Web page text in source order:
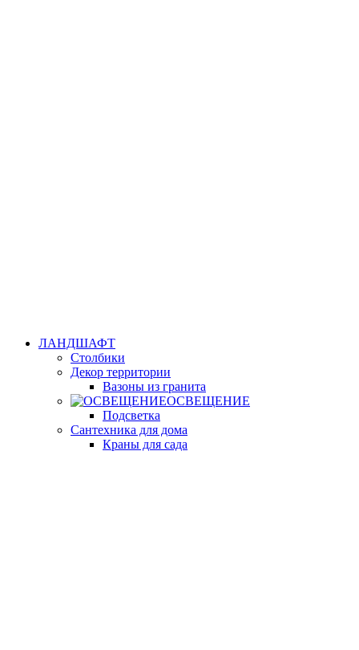
ЛАНДШАФТ
Столбики
Декор территории
Вазоны из гранита
ОСВЕЩЕНИЕ
Подсветка
Сантехника для дома
Краны для сада